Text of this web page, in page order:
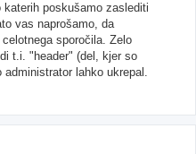
poskušamo zaslediti
vas naprošamo, da
sporočila. Zelo
t.i. "header" (del, kjer so
lahko ukrepal.